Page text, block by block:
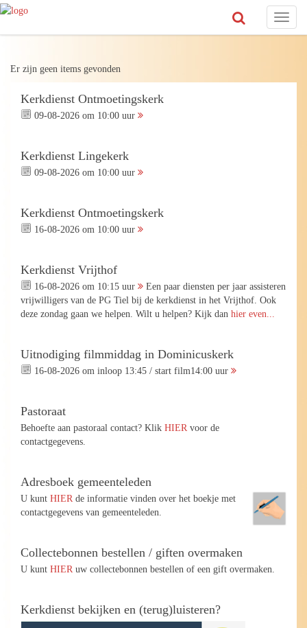
Toggle
Er zijn geen items gevonden
Kerkdienst Ontmoetingskerk
09-08-2026 om 10:00 uur
Kerkdienst Lingekerk
09-08-2026 om 10:00 uur
Kerkdienst Ontmoetingskerk
16-08-2026 om 10:00 uur
Kerkdienst Vrijthof
16-08-2026 om 10:15 uur
Een paar diensten per jaar assisteren
vrijwilligers van de PG Tiel bij de kerkdienst in het Vrijthof. Ook
deze zondag gaan we helpen. Wilt u helpen? Kijk dan hier even...
Uitnodiging filmmiddag in Dominicuskerk
16-08-2026 om inloop 13:45 / start film14:00 uur
Pastoraat
Behoefte aan pastoraal contact? Klik HIER voor de
contactgegevens.
Adresboek gemeenteleden
U kunt HIER de informatie vinden over het boekje met
contactgegevens van gemeenteleden.
Collectebonnen bestellen / giften overmaken
U kunt HIER uw collectebonnen bestellen of een gift overmaken.
Kerkdienst bekijken en (terug)luisteren?